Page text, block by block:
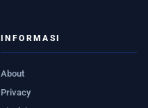
INFORMASI
About
Privacy